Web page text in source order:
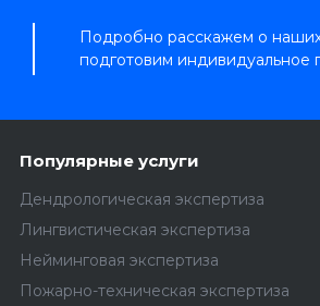
Подробно расскажем о наших
подготовим индивидуальное
Популярные услуги
Дендрологическая экспертиза
Лингвистическая экспертиза
Нейминговая экспертиза
Пожарно-техническая экспертиза